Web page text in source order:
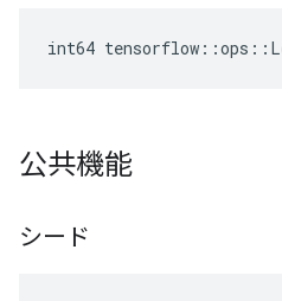
int64
公共機能
シード